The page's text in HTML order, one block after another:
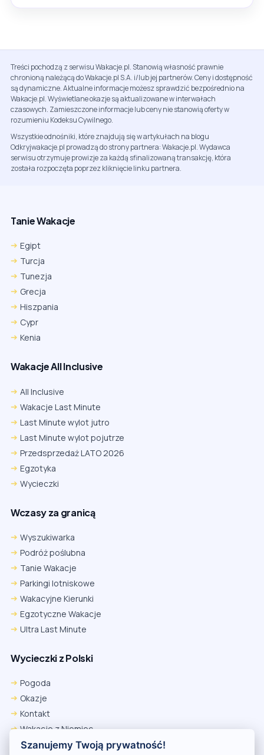
Treści pochodzą z serwisu Wakacje.pl. Stanowią własność prawnie
chronioną należącą do Wakacje.pl S.A. i/lub jej partnerów. Ceny i dostępność
są dynamiczne. Aktualne informacje możesz sprawdzić bezpośrednio na
Wakacje.pl. Wyświetlane okazje są aktualizowane w interwałach
czasowych. Zamieszczone informacje lub ceny nie stanowią oferty w
rozumieniu Kodeksu Cywilnego.
Wszystkie odnośniki, które znajdują się w artykułach na blogu
Odkryjwakacje.pl prowadzą do strony partnera: Wakacje.pl. Wydawca
serwisu otrzymuje prowizje za każdą sfinalizowaną transakcję, która
została rozpoczęta poprzez kliknięcie linku partnera.
Tanie Wakacje
Egipt
Turcja
Tunezja
Grecja
Hiszpania
Cypr
Kenia
Wakacje All Inclusive
All Inclusive
Wakacje Last Minute
Last Minute wylot jutro
Last Minute wylot pojutrze
Przedsprzedaż LATO 2026
Egzotyka
Wycieczki
Wczasy za granicą
Wyszukiwarka
Podróż poślubna
Tanie Wakacje
Parkingi lotniskowe
Wakacyjne Kierunki
Egzotyczne Wakacje
Ultra Last Minute
Wycieczki z Polski
Pogoda
Okazje
Kontakt
Wakacje z Niemiec
Polityka Prywatności
Szanujemy Twoją prywatność!